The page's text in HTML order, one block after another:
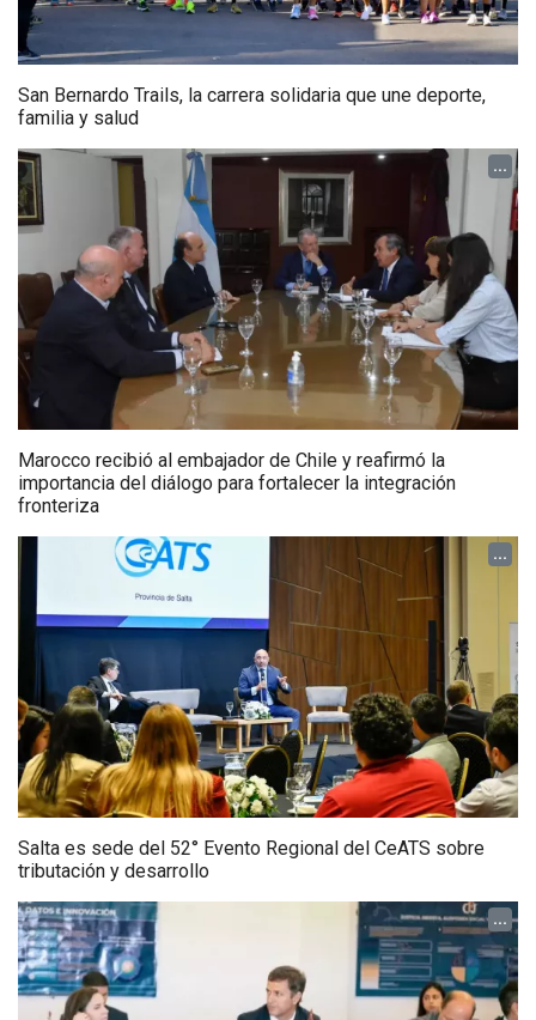
San Bernardo Trails, la carrera solidaria que une deporte,
familia y salud
...
Marocco recibió al embajador de Chile y reafirmó la
importancia del diálogo para fortalecer la integración
fronteriza
...
Salta es sede del 52° Evento Regional del CeATS sobre
tributación y desarrollo
...